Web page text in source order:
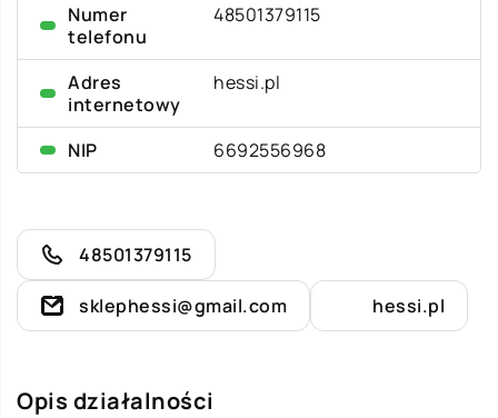
Numer
telefonu
48501379115
Adres
internetowy
hessi.pl
NIP 6692556968
48501379115
sklephessi@gmail.com hessi.pl
Opis działalności